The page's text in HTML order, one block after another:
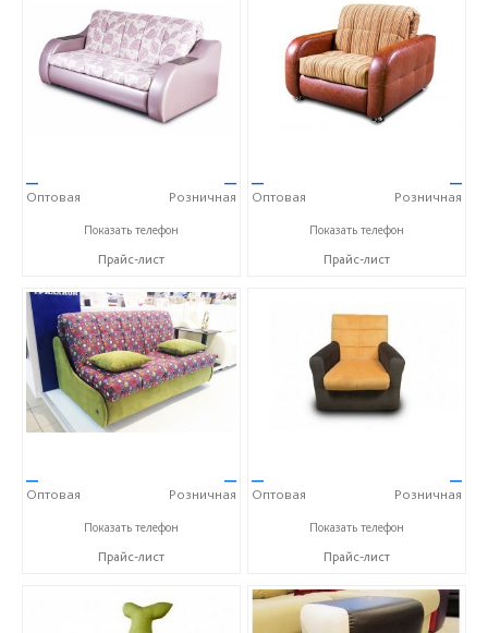
—
Оптовая
—
Розничная
+7 (968) 793-83-07
Показать телефон
Прайс-лист
—
Оптовая
—
Розничная
+7 (968) 793-83-07
Показать телефон
Прайс-лист
—
Оптовая
—
Розничная
+7 (968) 793-83-07
Показать телефон
Прайс-лист
—
Оптовая
—
Розничная
+7 (968) 793-83-07
Показать телефон
Прайс-лист